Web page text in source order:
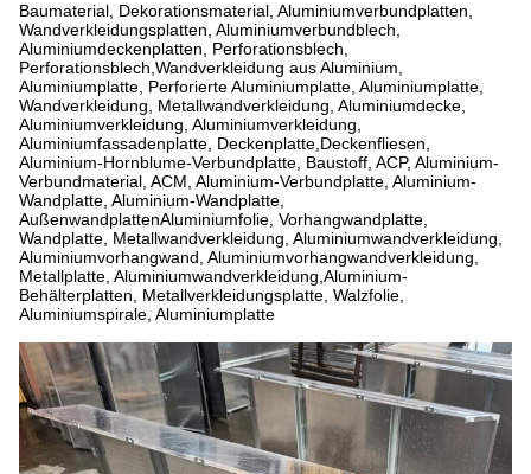
Baumaterial, Dekorationsmaterial, Aluminiumverbundplatten,
Wandverkleidungsplatten, Aluminiumverbundblech,
Aluminiumdeckenplatten, Perforationsblech,
Perforationsblech,Wandverkleidung aus Aluminium,
Aluminiumplatte, Perforierte Aluminiumplatte, Aluminiumplatte,
Wandverkleidung, Metallwandverkleidung, Aluminiumdecke,
Aluminiumverkleidung, Aluminiumverkleidung,
Aluminiumfassadenplatte, Deckenplatte,Deckenfliesen,
Aluminium-Hornblume-Verbundplatte, Baustoff, ACP, Aluminium-
Verbundmaterial, ACM, Aluminium-Verbundplatte, Aluminium-
Wandplatte, Aluminium-Wandplatte,
AußenwandplattenAluminiumfolie, Vorhangwandplatte,
Wandplatte, Metallwandverkleidung, Aluminiumwandverkleidung,
Aluminiumvorhangwand, Aluminiumvorhangwandverkleidung,
Metallplatte, Aluminiumwandverkleidung,Aluminium-
Behälterplatten, Metallverkleidungsplatte, Walzfolie,
Aluminiumspirale, Aluminiumplatte